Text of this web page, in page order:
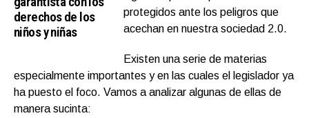
derechos de los
niños y niñas
protegidos ante los peligros que
acechan en nuestra sociedad 2.0.
Existen una serie de materias
especialmente importantes y en las cuales el legislador ya
ha puesto el foco. Vamos a analizar algunas de ellas de
manera sucinta: